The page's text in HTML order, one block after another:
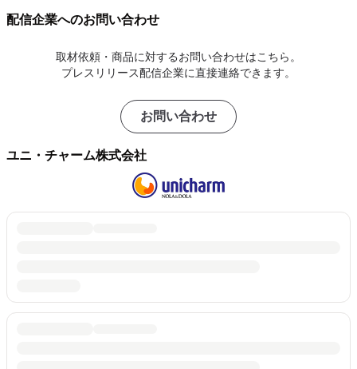
配信企業へのお問い合わせ
取材依頼・商品に対するお問い合わせはこちら。
プレスリリース配信企業に直接連絡できます。
お問い合わせ
ユニ・チャーム株式会社